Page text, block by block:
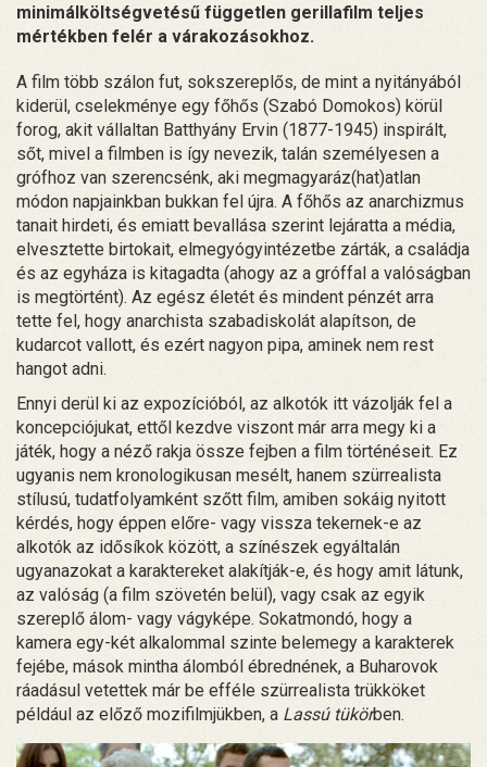
minimálköltségvetésű független gerillafilm teljes
mértékben felér a várakozásokhoz.
A film több szálon fut, sokszereplős, de mint a nyitányából
kiderül, cselekménye egy főhős (Szabó Domokos) körül
forog, akit vállaltan Batthyány Ervin (1877-1945) inspirált,
sőt, mivel a filmben is így nevezik, talán személyesen a
grófhoz van szerencsénk, aki megmagyaráz(hat)atlan
módon napjainkban bukkan fel újra. A főhős az anarchizmus
tanait hirdeti, és emiatt bevallása szerint lejáratta a média,
elvesztette birtokait, elmegyógyintézetbe zárták, a családja
és az egyháza is kitagadta (ahogy az a gróffal a valóságban
is megtörtént). Az egész életét és mindent pénzét arra
tette fel, hogy anarchista szabadiskolát alapítson, de
kudarcot vallott, és ezért nagyon pipa, aminek nem rest
hangot adni.
Ennyi derül ki az expozícióból, az alkotók itt vázolják fel a
koncepciójukat, ettől kezdve viszont már arra megy ki a
játék, hogy a néző rakja össze fejben a film történéseit. Ez
ugyanis nem kronologikusan mesélt, hanem szürrealista
stílusú, tudatfolyamként szőtt film, amiben sokáig nyitott
kérdés, hogy éppen előre- vagy vissza tekernek-e az
alkotók az idősíkok között, a színészek egyáltalán
ugyanazokat a karaktereket alakítják-e, és hogy amit látunk,
az valóság (a film szövetén belül), vagy csak az egyik
szereplő álom- vagy vágyképe. Sokatmondó, hogy a
kamera egy-két alkalommal szinte belemegy a karakterek
fejébe, mások mintha álomból ébrednének, a Buharovok
ráadásul vetettek már be efféle szürrealista trükköket
például az előző mozifilmjükben, a Lassú tükörben.